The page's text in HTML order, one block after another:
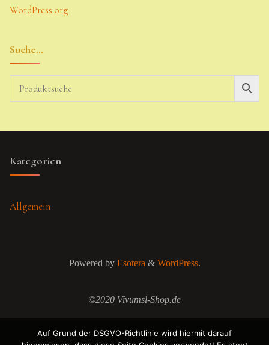
WordPress.org
Suche…
Kategorien
Allgemein
Powered byEsotera& WordPress.
©2020 Vivumsl-Shop.de
Auf Grund der DSGVO-Richtlinie wird hiermit darauf